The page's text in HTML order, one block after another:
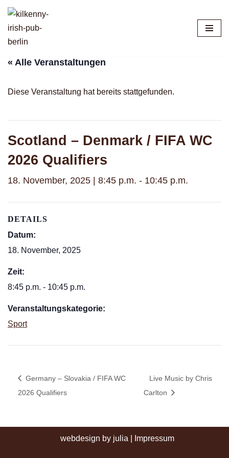
Zum
Inhalt
« Alle Veranstaltungen
Diese Veranstaltung hat bereits stattgefunden.
Scotland – Denmark / FIFA WC
2026 Qualifiers
18. November, 2025 | 8:45 p.m. - 10:45 p.m.
DETAILS
Datum:
18. November, 2025
Zeit:
8:45 p.m. - 10:45 p.m.
Veranstaltungskategorie:
Sport
Germany – Slovakia / FIFA WC
2026 Qualifiers
Live Music by Chris
Carlton
webdesign by julia Impressum